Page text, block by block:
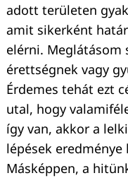
adott területen
amit sikerként
elérni. Meglátásom
érettségnek vagy
Érdemes tehát ezt
utal, hogy
így van, akkor a
lépések eredménye
Másképpen, a